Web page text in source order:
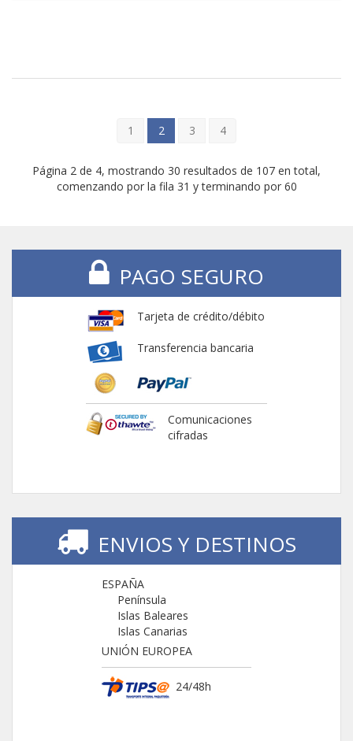
1 2 3 4
Página 2 de 4, mostrando 30 resultados de 107 en total,
comenzando por la fila 31 y terminando por 60
PAGO SEGURO
Tarjeta de crédito/débito
Transferencia bancaria
Comunicaciones
cifradas
ENVIOS Y DESTINOS
ESPAÑA
Península
Islas Baleares
Islas Canarias
UNIÓN EUROPEA
24/48h